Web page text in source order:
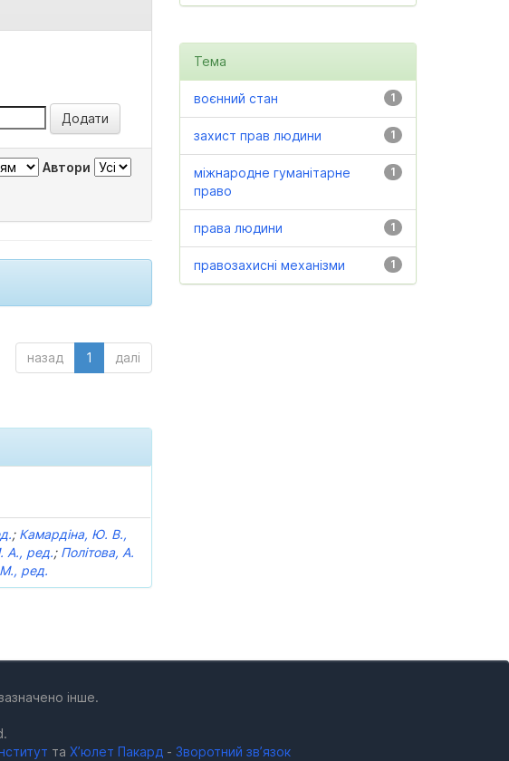
Автори
назад 1 далі
; Камардіна, Ю. В.,
А., ред.; Політова, А.
ред.
Тема
1
воєнний стан
1
захист прав людини
1
міжнародне гуманітарне
право
1
права людини
1
правозахисні механізми
інше.
та Х’юлет Пакард - Зворотний зв’язок